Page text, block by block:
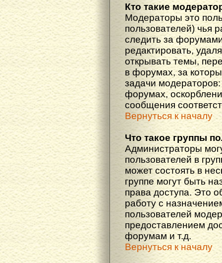
Кто такие
Модераторы это
пользователей) чья
следить за
редактировать,
открывать темы,
в форумах, за
задачи
форумах,
сообщения
Вернуться к началу
Что такое группы
Администраторы
пользователей в
может состоять в
группе могут быть
права доступа. Это
работу с
пользователей
предоставлением
форумам и т.д.
Вернуться к началу